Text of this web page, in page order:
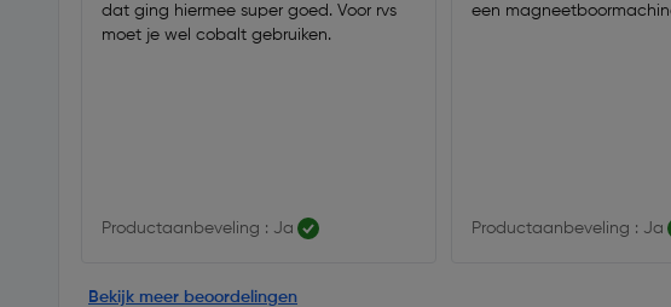
dat ging hiermee super goed. Voor rvs
moet je wel cobalt gebruiken.
Productaanbeveling : Ja
een
Productaanbeveling : Ja
Bekijk meer beoordelingen